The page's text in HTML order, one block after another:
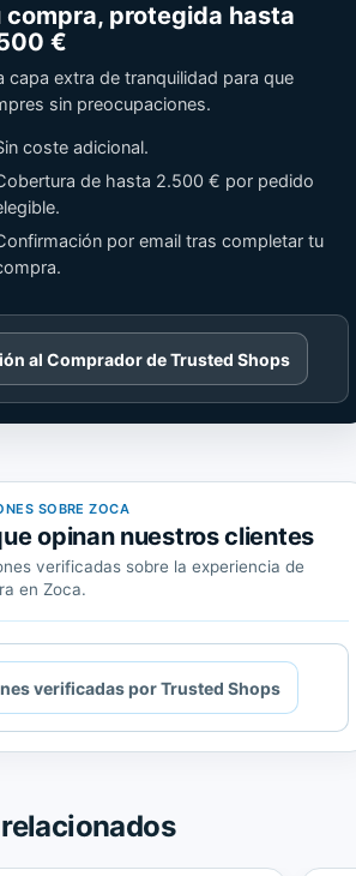
compra, protegida hasta
€
capa extra de tranquilidad para que
sin preocupaciones.
coste adicional.
de hasta 2.500 € por pedido
por email tras completar tu
al Comprador de Trusted Shops
SOBRE ZOCA
opinan nuestros clientes
verificadas sobre la experiencia de
en Zoca.
verificadas por Trusted Shops